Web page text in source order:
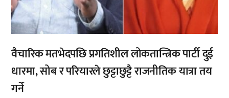
वैचारिक मतभेदपछि प्रगतिशील लोकतान्त्रिक पार्टी दुई
धारमा, सोब र परियारले छुट्टाछुट्टै राजनीतिक यात्रा तय
गर्ने